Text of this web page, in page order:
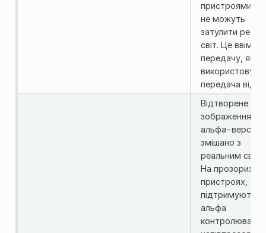
пристроями,
не можуть
затулити
світ. Це ввімкне
передачу, якщо
передача
Відтворене
зображення
альфа-версії
змішано з
реальним
На прозорих
пристроях, які
підтримують
альфа